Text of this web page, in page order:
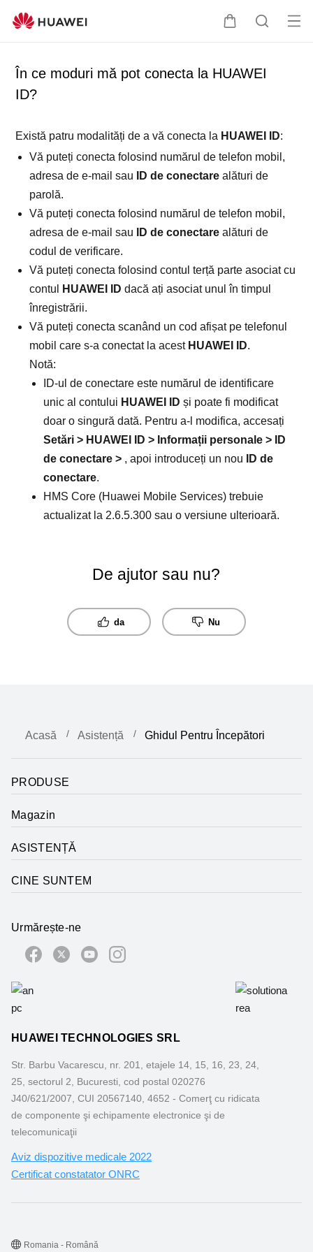
C
u
o
C
t
e
De
În ce moduri mă pot conecta la HUAWEI
ID?
Există patru modalități de a vă conecta la HUAWEI ID:
Vă puteți conecta folosind numărul de telefon mobil,
adresa de e-mail sau
ID de conectare alături de
parolă.
Vă puteți conecta folosind numărul de telefon mobil,
adresa de e-mail sau
ID de conectare alături de
codul de verificare.
Vă puteți conecta folosind contul terță parte asociat cu
contul
HUAWEI ID dacă ați asociat unul în timpul
înregistrării.
Vă puteți conecta scanând un cod afișat pe telefonul
mobil care s-a conectat la acest HUAWEI ID.
Notă:
ID-ul de conectare este numărul de identificare
unic al contului HUAWEI ID și poate fi modificat
doar o singură dată. Pentru a-l modifica, accesați
Setări > HUAWEI ID > Informații personale >
ID
de conectare > , apoi introduceți un nou
ID de
conectare.
HMS Core (Huawei Mobile Services) trebuie
actualizat la 2.6.5.300 sau o versiune ulterioară.
De ajutor sau nu?
da Nu
Acasă Asistență Ghidul Pentru Începători
PRODUSE
Magazin
ASISTENȚĂ
CINE SUNTEM
Urmărește-ne
HUAWEI TECHNOLOGIES SRL
Str. Barbu Vacarescu, nr. 201, etajele 14, 15, 16, 23, 24,
25, sectorul 2, Bucuresti, cod postal 020276
J40/621/2007, CUI 20567140, 4652 - Comerţ cu ridicata
de componente şi echipamente electronice şi de
telecomunicaţii
Aviz dispozitive medicale 2022
Certificat constatator ONRC
Romania - Română